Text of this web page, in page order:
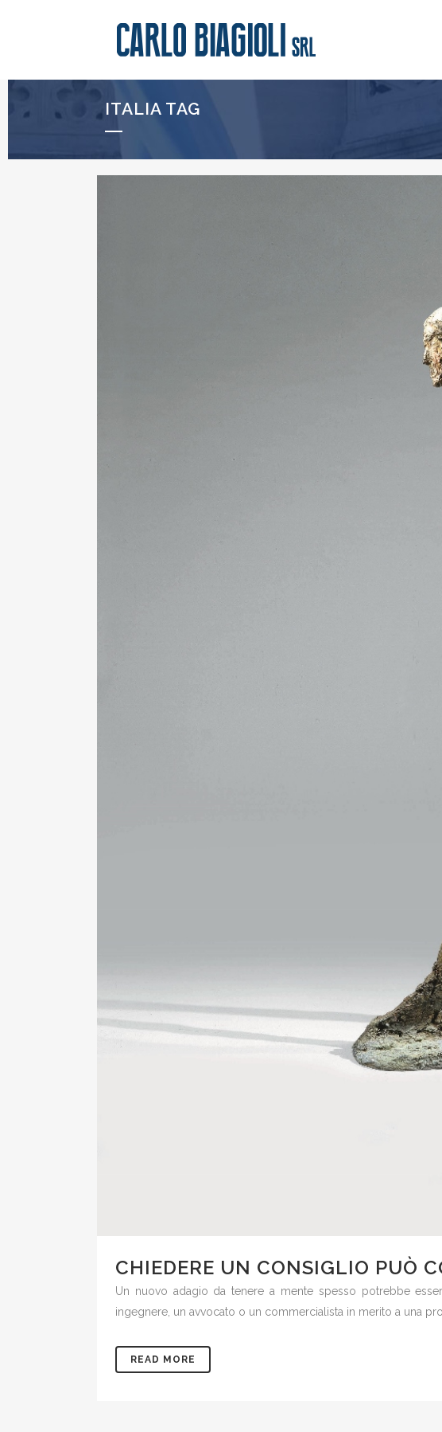
ITALIA TAG
CHIEDERE UN CONSIGLIO PUÒ
Un nuovo adagio da tenere a mente spesso potrebbe
ingegnere, un avvocato o un commercialista in merito a una
READ MORE